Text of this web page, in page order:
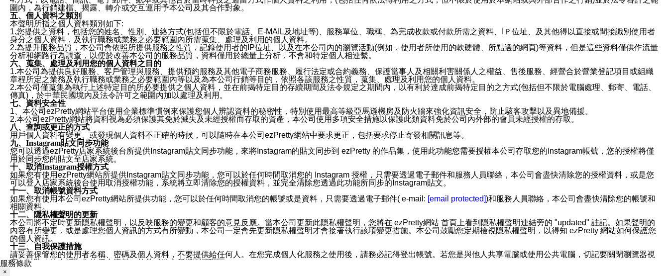
圍內，為行銷建檔、揭露、轉介或交互運用予本公司及其合作對象。
五、個人資料之類別
本聲明所指之個人資料類別如下:
1.您提供之資料，包括您的姓名、性別、連絡方式(包括但不限於電話、E-MAIL及地址等)、服務單位、職稱、為完成收款或付款所需之資料、IＰ位址、及其他得以直接或間接識別使用者
身分之個人資料，及執行職務或業務之必要範圍內所需蒐集、處理及利用的個人資料。
2.為提升服務品質，本公司會依照所提供服務之性質，記錄使用者的IP位址、以及在本公司內的瀏覽活動(例如，使用者所使用的軟硬體、所點選的網頁)等資料，但是這些資料僅供作流量
分析和網路行為調查，以便於改善本公司的服務品質，資料僅用於總量上分析，不會和特定個人相連繫。
六、蒐集、處理及利用您的個人資料之目的
1.本公司為提供良好服務、客戶管理與服務、提供預約服務及其他電子商務服務、履行法定或合約義務、保護當事人及相關利害關係人之權益、售後服務、經營合於營業登記項目或組織
章程所定之業務及執行職務或業務之必要範圍內等以及為本公司行銷等目的，依照各該服務之性質，蒐集、處理及利用您的個人資料。
2.本公司僅蒐集為執行上述特定目的所必要提供之個人資料，並在前揭特定目的存續期間及法令規定之期間內，以有利於達成前揭特定目的之方式(包括但不限於電腦處理、郵寄、電話、
傳真)，於中華民國境內及法令許可之範圍內加以處理及利用。
七、資料安全性
1、本公司ezPretty網站平台使用企業標準慣例來保護您個人辨認資料的秘密性，特別使用最高等級亞馬遜機房及防火牆來強化資訊安全，防止駭客攻擊以及異地備援。
2.本公司ezPretty網站將資料視為必須保護其免於滅失及未經授權而存取的資產，本公司使用多項安全措施以保護此類資料免於公司內外部的會員未經授權的存取。
八、查詢或更正的方式
用戶個人資料有變更、或發現個人資料不正確的時候，可以隨時在本公司ezPretty網站中要求更正，包括要求停止寄發相關訊息等。
九、Instagram貼文同步功能
您可以透過ezPretty店家系統後台所提供Instagram貼文同步功能，來將Instagram的貼文同步到 ezPretty 的作品集，使用此功能您需要授權本公司存取您的Instagram帳號，您的授權將僅
用於同步您的貼文至店家系統。
十、取消Instagram授權方式
如果您有使用ezPretty網站所提供Instagram貼文同步功能，您可以於任何時間取消您的 Instagram 授權，只需要透過電子郵件和服務人員聯絡，本公司會盡快清除您的授權資料，或是您
可以登入店家系統後台使用取消授權功能，系統將立即清除您的授權資料，並完全清除您透過此功能所同步的Instagram貼文。
十一、取消帳號資料方式
如果您有使用本公司ezPretty網站所提供功能，您可以於任何時間取消您的帳號或是資料，只需要透過電子郵件( e-mail: [email protected])和服務人員聯絡，本公司會盡快清除您的帳號和
相關資料。
十二、隱私權聲明的更新
本公司將不定時更新隱私權聲明，以反映服務的變更和顧客的意見反應。當本公司更新此隱私權聲明，您將在 ezPretty網站 首頁上看到隱私權聲明連結旁的 "updated" 註記。如果聲明的
內容有所變更，或是處理您個人資訊的方式有所變動，本公司一定會先更新隱私權聲明才會接著執行該項變更措施。本公司鼓勵您定期檢視隱私權聲明，以得知 ezPretty 網站如何保護您
的個人資訊。
十三、自我保護措施
請妥善保管您的使用者名稱、密碼及個人資料，不要提供給任何人。在您完成個人化服務之使用後，請務必記得登出帳號。若您是與他人共享電腦或使用公共電腦，切記要關閉瀏覽器視
窗，以防止他人讀取您的個人資料、信件或進入所機關管理區。
服務條款
×